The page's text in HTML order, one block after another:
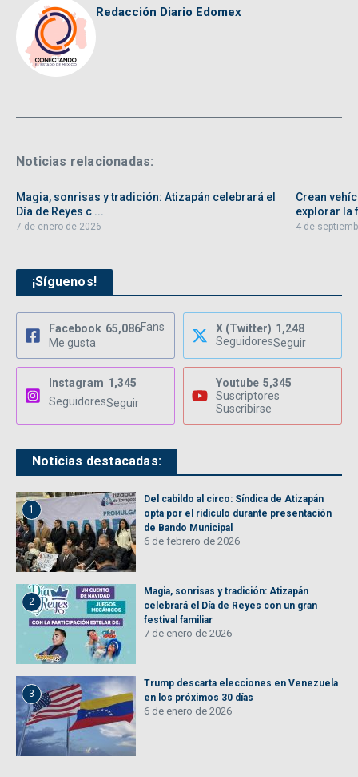
Redacción Diario Edomex
Noticias relacionadas:
Magia, sonrisas y tradición: Atizapán celebrará el
Día de Reyes c ...
7 de enero de 2026
Crean
explorar la
4 de
¡Síguenos!
Facebook 65,086Fans
Me gusta
X (Twitter) 1,248
SeguidoresSeguir
Instagram 1,345
SeguidoresSeguir
Youtube 5,345
Suscriptores
Suscribirse
Noticias destacadas:
1
Del cabildo al circo: Síndica de Atizapán
opta por el ridículo durante presentación
de Bando Municipal
6 de febrero de 2026
2
Magia, sonrisas y tradición: Atizapán
celebrará el Día de Reyes con un gran
festival familiar
7 de enero de 2026
3
Trump descarta elecciones en Venezuela
en los próximos 30 días
6 de enero de 2026